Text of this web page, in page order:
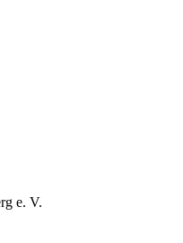
e. V.